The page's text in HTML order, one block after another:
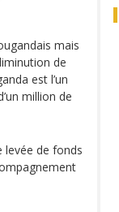
mais
de
est l’un
million de
levée de fonds